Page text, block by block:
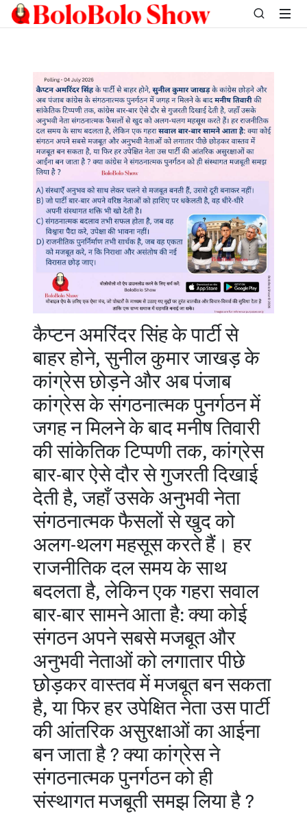
कैप्टन अमरिंदर सिंह के पार्टी से
बाहर होने, सुनील कुमार जाखड़ के
कांग्रेस छोड़ने और अब पंजाब
कांग्रेस के संगठनात्मक पुनर्गठन में
जगह न मिलने के बाद मनीष तिवारी
की सांकेतिक टिप्पणी तक, कांग्रेस
बार-बार ऐसे दौर से गुजरती दिखाई
देती है, जहाँ उसके अनुभवी नेता
संगठनात्मक फैसलों से खुद को
अलग-थलग महसूस करते हैं। हर
राजनीतिक दल समय के साथ
बदलता है, लेकिन एक गहरा सवाल
बार-बार सामने आता है: क्या कोई
संगठन अपने सबसे मजबूत और
अनुभवी नेताओं को लगातार पीछे
छोड़कर वास्तव में मजबूत बन सकता
है, या फिर हर उपेक्षित नेता उस पार्टी
की आंतरिक असुरक्षाओं का आईना
बन जाता है ? क्या कांग्रेस ने
संगठनात्मक पुनर्गठन को ही
संस्थागत मजबूती समझ लिया है ?